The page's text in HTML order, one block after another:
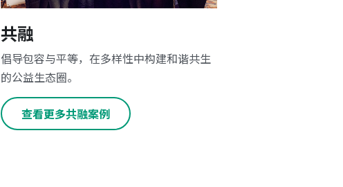
共融
倡导包容与平等，在多样性中构建和谐共生
的公益生态圈。
查看更多共融案例